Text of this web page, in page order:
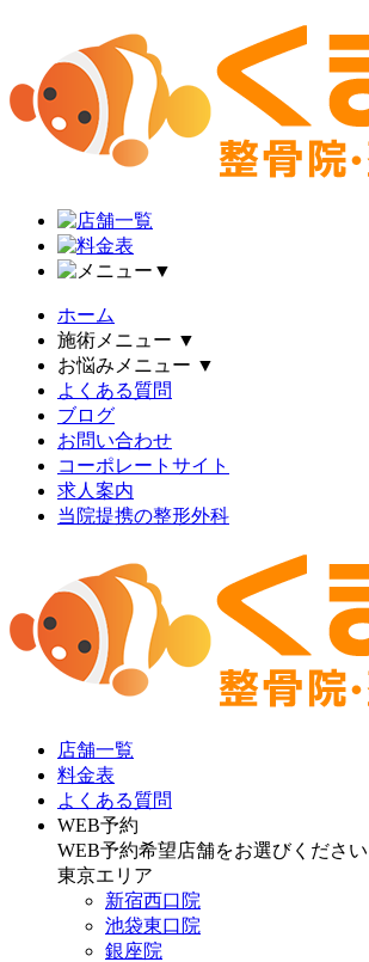
▼
ホーム
施術メニュー ▼
お悩みメニュー ▼
よくある質問
ブログ
お問い合わせ
コーポレートサイト
求人案内
当院提携の整形外科
店舗一覧
料金表
よくある質問
WEB予約
WEB予約希望店舗をお選びください
東京エリア
新宿西口院
池袋東口院
銀座院